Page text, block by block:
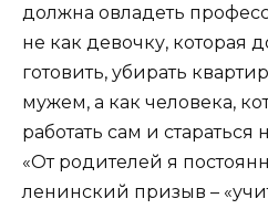
должна овладеть
не как девочку, которая
готовить, убирать
мужем, а как человека,
работать сам и стараться
«От родителей я
ленинский призыв –